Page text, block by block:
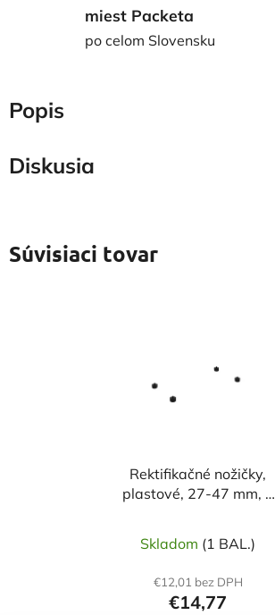
miest Packeta
po celom Slovensku
Popis
Diskusia
Súvisiaci tovar
Rektifikačné nožičky,
plastové, 27-47 mm, 4
Skladom (1 BAL.)
€12,01 bez DPH
€14,77